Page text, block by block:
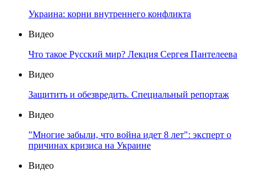
Украина: корни внутреннего конфликта
Видео
Что такое Русский мир? Лекция Сергея Пантелеева
Видео
Защитить и обезвредить. Специальный репортаж
Видео
"Многие забыли, что война идет 8 лет": эксперт о
причинах кризиса на Украине
Видео